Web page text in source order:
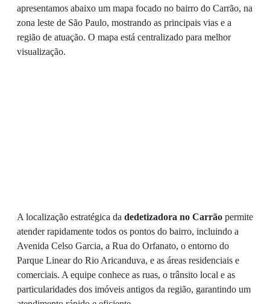
apresentamos abaixo um mapa focado no bairro do Carrão, na
zona leste de São Paulo, mostrando as principais vias e a
região de atuação. O mapa está centralizado para melhor
visualização.
A localização estratégica da dedetizadora no Carrão permite
atender rapidamente todos os pontos do bairro, incluindo a
Avenida Celso Garcia, a Rua do Orfanato, o entorno do
Parque Linear do Rio Aricanduva, e as áreas residenciais e
comerciais. A equipe conhece as ruas, o trânsito local e as
particularidades dos imóveis antigos da região, garantindo um